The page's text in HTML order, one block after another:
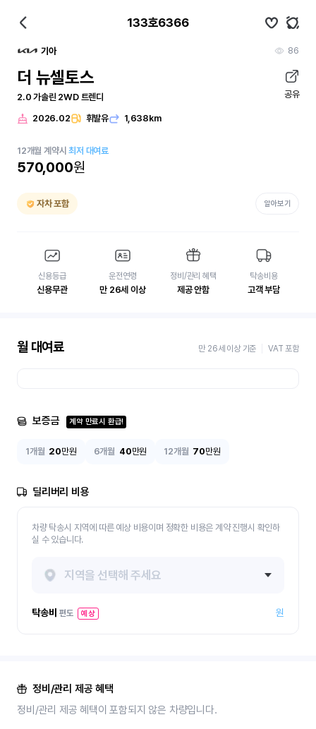
133호6366
기아 86
더 뉴셀토스
2.0 가솔린 2WD 트렌디 공유
2026.02 휘발유 1,638km
12개월 계약시최저 대여료
570,000원
자차 포함 알아보기
신용등급
신용무관
운전연령
만 26세 이상
정비/관리 혜택
제공 안함
탁송비용
고객 부담
월 대여료 만 26세 이상 기준 VAT 포함
보증금 계약 만료시 환급!
1개월 20만원 6개월 40만원 12개월 70만원
딜리버리 비용
차량 탁송시 지역에 따른 예상 비용이며 정확한 비용은 계약 진행시 확인하
실 수 있습니다.
지역을 선택해 주세요
탁송비 편도 예상 원
정비/관리 제공 혜택
정비/관리 제공 혜택이 포함되지 않은 차량입니다.